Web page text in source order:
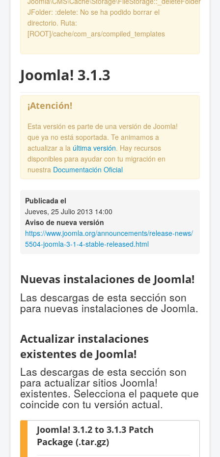
JFolder: :delete: No se ha podido borrar el
directorio. Ruta:
[ROOT]/cache/com_ars/compiled_templates
Joomla! 3.1.3
¡Atención!
Esta versión es parte de una versión de Joomla!
que ya no está soportada. Te animamos a
actualizar a la última versión. Hay recursos
disponibles para ayudar con tu migración en
nuestra Documentación Oficial
Publicada el
Jueves, 25 Julio 2013 14:00
Aviso de nueva versión
https://www.joomla.org/announcements/release-news/
5504-joomla-3-1-4-stable-released.html
Nuevas instalaciones de Joomla!
Las descargas de esta sección son
para nuevas instalaciones de Joomla.
Actualizar instalaciones
existentes de Joomla!
Las descargas de esta sección son
para actualizar sitios Joomla!
existentes. Selecciona el paquete que
coincide con tu versión actual.
Joomla! 3.1.2 to 3.1.3 Patch
Package (.tar.gz)